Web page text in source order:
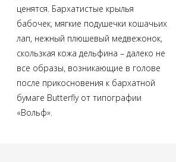
ценятся. Бархатистые крылья
бабочек, мягкие подушечки кошачьих
лап, нежный плюшевый медвежонок,
скользкая кожа дельфина – далеко не
все образы, возникающие в голове
после прикосновения к бархатной
бумаге Butterfly от типографии
«Вольф».